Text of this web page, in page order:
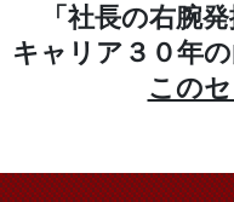
「社長の右腕
キャリア３０年
この